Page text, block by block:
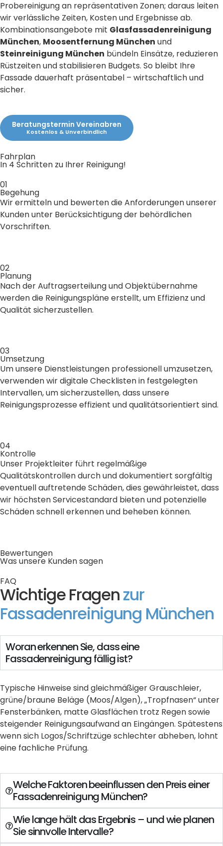
Probereinigung an repräsentativen Zonen; daraus leiten
wir verlässliche Zeiten, Kosten und Ergebnisse ab.
Kombinationsangebote mit Glasfassadenreinigung
München, Moosentfernung München und
Steinreinigung München bündeln Einsätze, reduzieren
Rüstzeiten und stabilisieren Budgets. So bleibt Ihre
Fassade dauerhaft präsentabel – wirtschaftlich und
sicher.
Beratungstermin Vereinabren
Kostenlos & Unverbindlich
Fahrplan
In 4 Schritten zu Ihrer Reinigung!
01
Begehung
Wir ermitteln und bewerten die Anforderungen unserer
Kunden unter Berücksichtigung der behördlichen
Vorschriften.
02
Planung
Nach der Auftragserteilung und Objektübernahme
werden die Reinigungspläne erstellt, um Effizienz und
Qualität sicherzustellen.
03
Umsetzung
Um unsere Dienstleistungen professionell umzusetzen,
verwenden wir digitale Checklisten in festgelegten
Intervallen, um sicherzustellen, dass unsere
Reinigungsprozesse effizient und qualitätsorientiert sind.
04
Kontrolle
Unser Projektleiter führt regelmäßige
Qualitätskontrollen durch und dokumentiert sorgfältig
eventuell auftretende Schäden, dies gewährleistet, dass
wir höchsten Servicestandard bieten und potenzielle
Schäden schnell erkennen und beheben können.
Bewertungen
Was unsere Kunden sagen
FAQ
Wichtige Fragenzur
Fassadenreinigung München
Woran erkennen Sie, dass eine
Fassadenreinigung fällig ist?
Typische Hinweise sind gleichmäßiger Grauschleier,
grüne/braune Beläge (Moos/Algen), „Tropfnasen“ unter
Fensterbänken, matte Glasflächen trotz Regen sowie
steigender Reinigungsaufwand an Eingängen. Spätestens
wenn sich Logos/Schriftzüge schlechter abheben, lohnt
eine fachliche Prüfung.
Welche Faktoren beeinflussen den Preis einer
Fassadenreinigung München?
Wie lange hält das Ergebnis – und wie planen
Sie sinnvolle Intervalle?